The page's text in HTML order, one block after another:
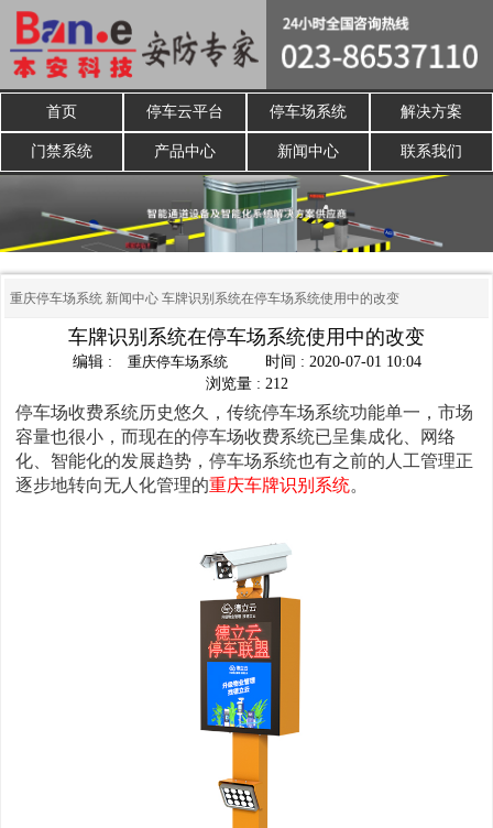
首页 停车云平台 停车场系统 解决方案
门禁系统 产品中心 新闻中心 联系我们
重庆停车场系统 新闻中心 车牌识别系统在停车场系统使用中的改变
车牌识别系统在停车场系统使用中的改变
编辑 : 重庆停车场系统
时间 : 2020-07-01 10:04
浏览量 : 212
停车场收费系统历史悠久，传统停车场系统功能单一，市场
容量也很小，而现在的停车场收费系统已呈集成化、网络
化、智能化的发展趋势，停车场系统也有之前的人工管理正
逐步地转向无人化管理的重庆车牌识别系统。